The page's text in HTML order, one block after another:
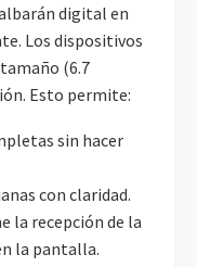
digital en
Los dispositivos
(6.7
Esto permite:
sin hacer
con claridad.
la recepción de la
la pantalla.